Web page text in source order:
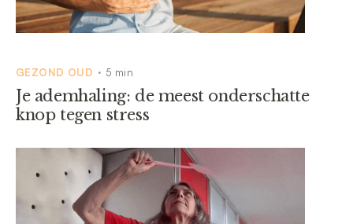
GEZOND OUD • 5 min
Je ademhaling: de meest onderschatte
knop tegen stress